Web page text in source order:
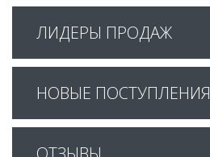
ЛИДЕРЫ ПРОДАЖ
НОВЫЕ ПОСТУПЛЕНИЯ